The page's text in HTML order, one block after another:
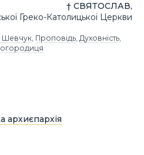
† СВЯТОСЛАВ,
Греко-Католицької Церкви
Шевчук, Проповідь, Духовність,
архиєпархія